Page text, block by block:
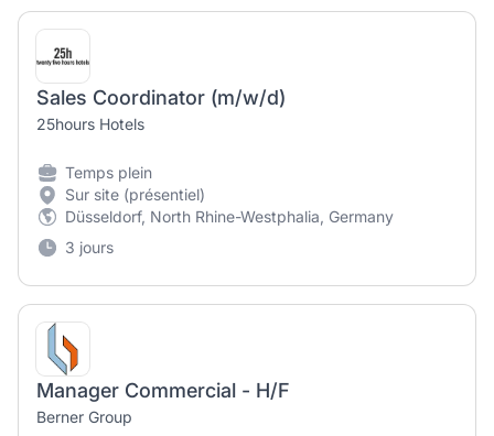
Sales Coordinator (m/w/d)
25hours Hotels
Temps plein
Sur site (présentiel)
Düsseldorf, North Rhine-Westphalia, Germany
3 jours
Manager Commercial - H/F
Berner Group